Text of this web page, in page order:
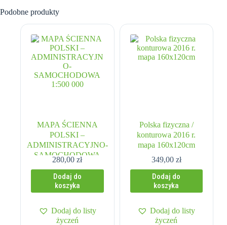
Podobne produkty
MAPA ŚCIENNA
POLSKI –
ADMINISTRACYJNO-
SAMOCHODOWA
1:500 000
280,00zł
Dodaj do
koszyka
Dodaj do listy
życzeń
Polska fizyczna /
konturowa 2016 r.
mapa 160x120cm
349,00 zł
Dodaj do
koszyka
Dodaj do listy
życzeń